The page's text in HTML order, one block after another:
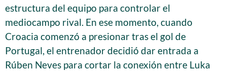
estructura del equipo para controlar el
mediocampo rival. En ese momento, cuando
Croacia comenzó a presionar tras el gol de
Portugal, el entrenador decidió dar entrada a
Rúben Neves para cortar la conexión entre Luka